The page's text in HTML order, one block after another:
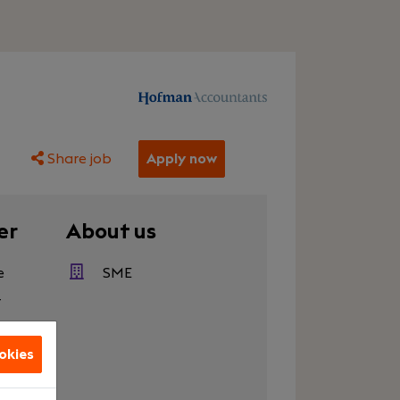
Share job Apply now
About us
SME